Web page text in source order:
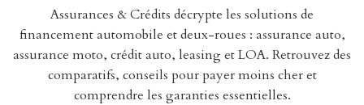
Assurances & Crédits décrypte les solutions de
financement automobile et deux-roues : assurance auto,
assurance moto, crédit auto, leasing et LOA. Retrouvez des
comparatifs, conseils pour payer moins cher et
comprendre les garanties essentielles.